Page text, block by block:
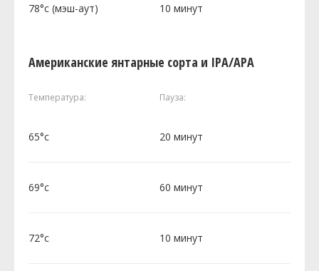
78°c (мэш-аут) 10 минут
Американские янтарные сорта и IPA/APA
Температура: Пауза:
65°c 20 минут
69°c 60 минут
72°c 10 минут